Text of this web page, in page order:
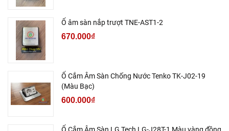
Ổ âm sàn nắp trượt TNE-AST1-2
670.000₫
Ổ Cắm Âm Sàn Chống Nước Tenko TK-J02-19
(Màu Bạc)
600.000₫